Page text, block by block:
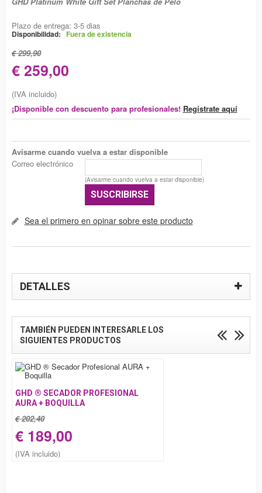
Plazo de entrega: 3-5 dias
Disponibilidad: Fuera de existencia
€ 299,90
€ 259,00
(IVA incluido)
¡Disponible con descuento para profesionales! Regístrate aquí
Avisarme cuando vuelva a estar disponible
Correo electrónico
(Avisarme cuando vuelva a estar disponible)
SUSCRIBIRSE
Sea el primero en opinar sobre este producto
DETALLES
TAMBIÉN PUEDEN INTERESARLE LOS
SIGUIENTES PRODUCTOS
GHD ® SECADOR PROFESIONAL
AURA + BOQUILLA
€ 202,40
€ 189,00
(IVA incluido)